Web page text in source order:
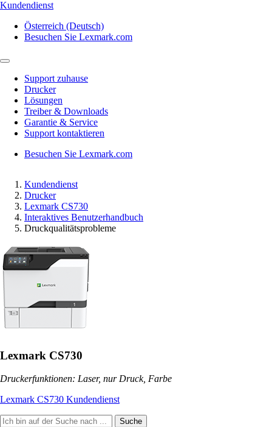
Kundendienst
Österreich (Deutsch)
Besuchen Sie Lexmark.com
Support zuhause
Drucker
Lösungen
Treiber & Downloads
Garantie & Service
Support kontaktieren
Besuchen Sie Lexmark.com
Kundendienst
Drucker
Lexmark CS730
Interaktives Benutzerhandbuch
Druckqualitätsprobleme
Lexmark CS730
Druckerfunktionen: Laser, nur Druck, Farbe
Lexmark CS730 Kundendienst
Suche